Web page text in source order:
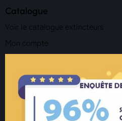
Catalogue
Voir le catalogue extincteurs
Mon compte